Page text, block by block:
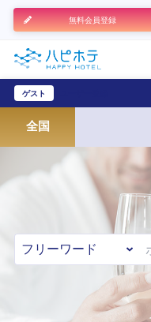
無料会員登録
ゲスト
全国